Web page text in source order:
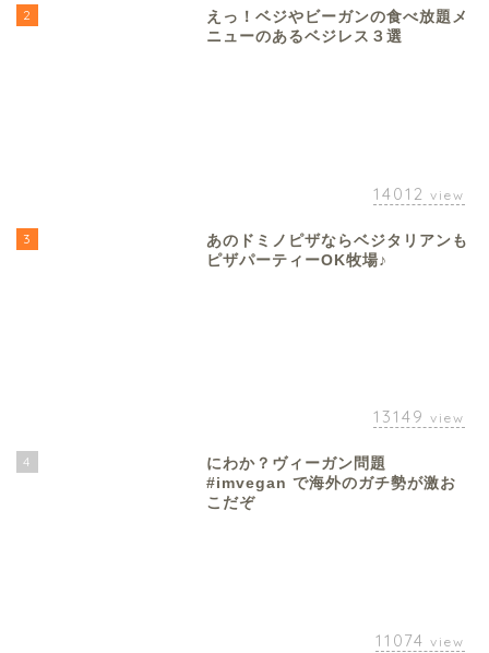
2
えっ！ベジやビーガンの食べ放題メ
ニューのあるベジレス３選
14012 view
3
あのドミノピザならベジタリアンも
ピザパーティーOK牧場♪
13149 view
4
にわか？ヴィーガン問題
#imvegan で海外のガチ勢が激お
こだぞ
11074 view